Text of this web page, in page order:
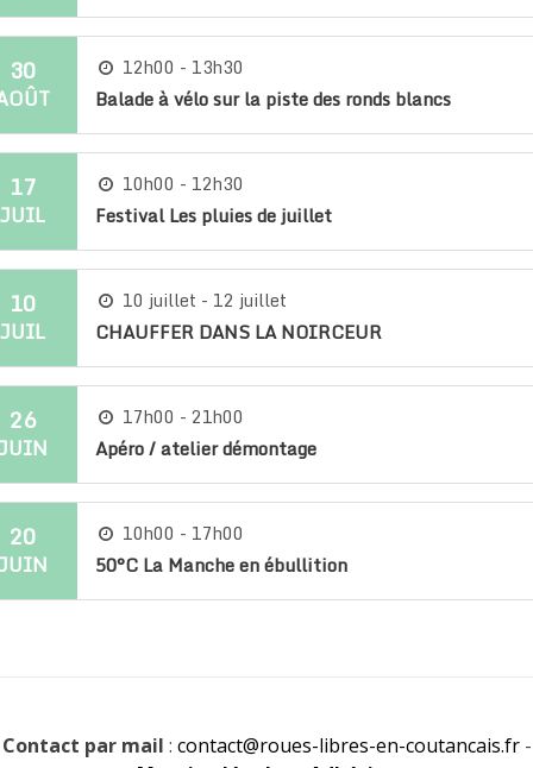
30 12h00 - 13h30
Balade à vélo sur la piste des ronds blancs
17
JUIL
10h00 - 12h30
Festival Les pluies de juillet
10
JUIL
10 juillet - 12 juillet
CHAUFFER DANS LA NOIRCEUR
26 17h00 - 21h00
Apéro / atelier démontage
20 10h00 - 17h00
50°C La Manche en ébullition
Contact par mail : contact@roues-libres-en-coutancais.fr-